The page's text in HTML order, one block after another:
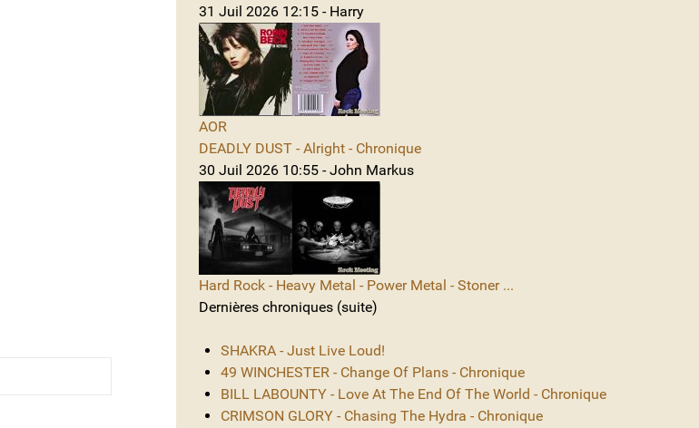
31 Juil 2026 12:15 - Harry
AOR
DEADLY DUST - Alright - Chronique
30 Juil 2026 10:55 - John Markus
Hard Rock - Heavy Metal - Power Metal - Stoner ...
Dernières chroniques (suite)
SHAKRA - Just Live Loud!
49 WINCHESTER - Change Of Plans - Chronique
BILL LABOUNTY - Love At The End Of The World - Chronique
CRIMSON GLORY - Chasing The Hydra - Chronique